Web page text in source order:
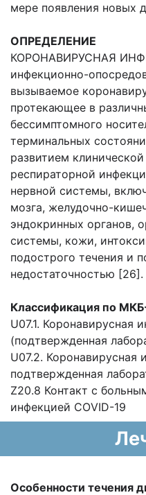
мере появления новых
ОПРЕДЕЛЕНИЕ
КОРОНАВИРУСНАЯ
инфекционно-
вызываемое
протекающее в
бессимптомного
терминальных
развитием
респираторной
нервной системы,
мозга, желудочно-
эндокринных органов,
системы, кожи,
подострого течения и
недостаточностью [26].
Классификация по
U07.1. Коронавирусная
(подтвержденная
U07.2. Коронавирусная
подтвержденная
Z20.8 Контакт с
инфекцией CОVID-19
Особенности течения